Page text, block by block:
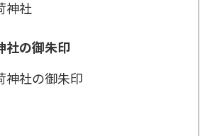
神社
社の御朱印
神社の御朱印